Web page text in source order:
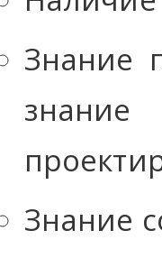
Знание
Знание